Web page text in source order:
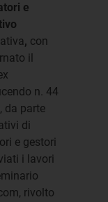
e
, con
il
n. 44
da parte
di
e gestori
i lavori
rivolto